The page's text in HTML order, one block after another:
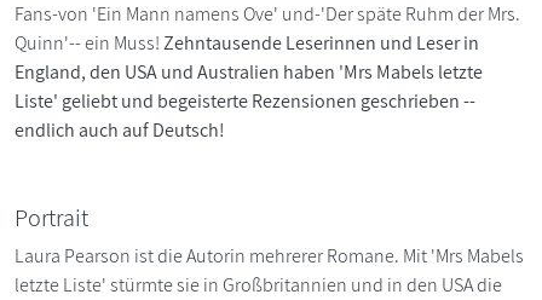
Fans-von 'Ein Mann namens Ove' und-'Der späte Ruhm der Mrs.
Quinn'-- ein Muss!Zehntausende Leserinnen und Leser in
England, den USA und Australien haben 'Mrs Mabels letzte
Liste' geliebt und begeisterte Rezensionen geschrieben --
endlich auch auf Deutsch!
Portrait
Laura Pearson ist die Autorin mehrerer Romane. Mit 'Mrs Mabels
letzte Liste' stürmte sie in Großbritannien und in den USA die